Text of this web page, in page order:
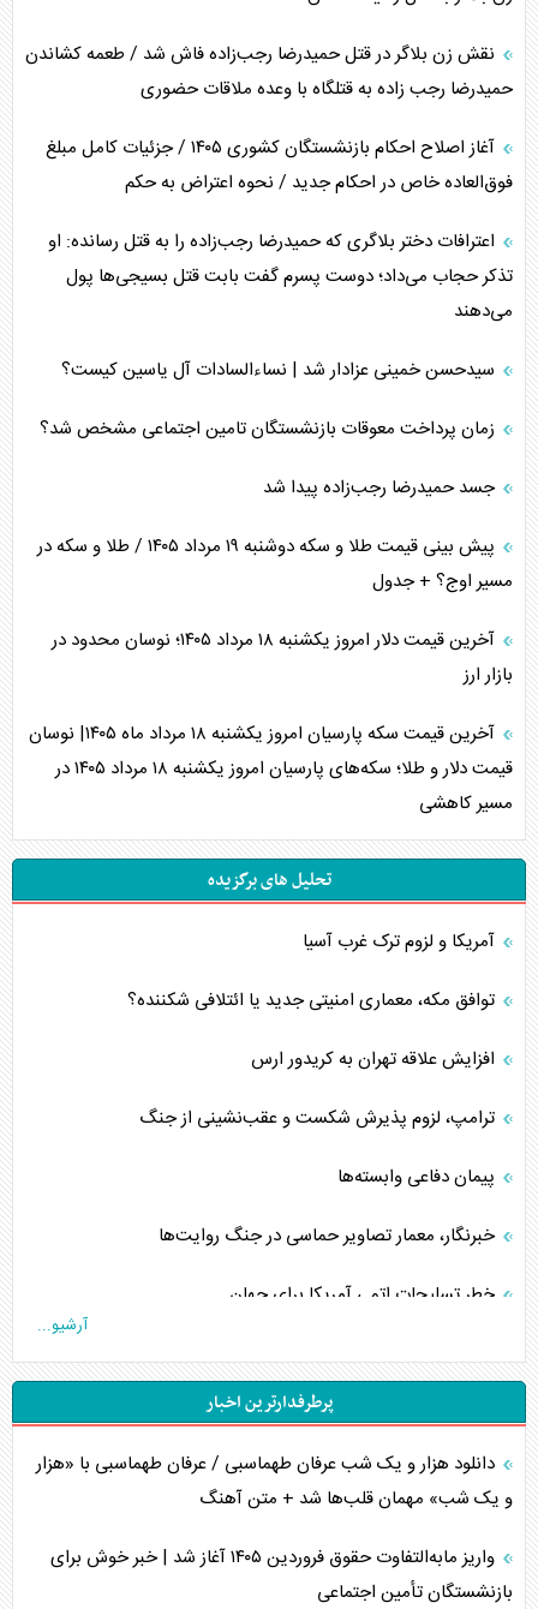
نقش زن بلاگر در قتل حمیدرضا رجب‌زاده فاش شد / طعمه کشاندن
حمیدرضا رجب زاده به قتلگاه با وعده ملاقات حضوری
آغاز اصلاح احکام بازنشستگان کشوری ۱۴۰۵ / جزئیات کامل مبلغ
فوق‌العاده خاص در احکام جدید / نحوه اعتراض به حکم
اعترافات دختر بلاگری که حمیدرضا رجب‌زاده را به قتل رسانده: او
تذکر حجاب می‌داد؛ دوست پسرم گفت بابت قتل بسیجی‌ها پول
می‌دهند
سیدحسن خمینی عزادار شد | نساءالسادات آل یاسین کیست؟
زمان پرداخت معوقات بازنشستگان تامین اجتماعی مشخص شد؟
جسد حمیدرضا رجب‌زاده پیدا شد
پیش بینی قیمت طلا و سکه دوشنبه ۱۹ مرداد ۱۴۰۵ / طلا و سکه در
مسیر اوج؟ + جدول
آخرین قیمت دلار امروز یکشنبه ۱۸ مرداد ۱۴۰۵؛ نوسان محدود در
بازار ارز
آخرین قیمت سکه پارسیان امروز یکشنبه ۱۸ مرداد ماه ۱۴۰۵| نوسان
قیمت دلار و طلا؛ سکه‌های پارسیان امروز یکشنبه ۱۸ مرداد ۱۴۰۵ در
مسیر کاهشی
تحلیل های برگزیده
آمریکا و لزوم ترک غرب آسیا
توافق مکه، معماری امنیتی جدید یا ائتلافی شکننده؟
افزایش علاقه تهران به کریدور ارس
ترامپ، لزوم پذیرش شکست و عقب‌نشینی از جنگ
پیمان دفاعی‌ وابسته‌ها
خبرنگار، معمار تصاویر حماسی در جنگ روایت‌ها
خطر تسلیحات اتمی آمریکا برای جهان
جاده ابریشم فضایی/ نفوذ راهبردی و فرازمینی چین
انصارالله و تثبیت معادله «محاصره برابر محاصره»
مصالحه نافرجام سعودی – اماراتی
آرشیو...
پرطرفدارترین اخبار
دانلود هزار و یک شب عرفان طهماسبی / عرفان طهماسبی با «هزار
و یک شب» مهمان قلب‌ها شد + متن آهنگ
واریز مابه‌التفاوت حقوق فروردین ۱۴۰۵ آغاز شد | خبر خوش برای
بازنشستگان تأمین اجتماعی